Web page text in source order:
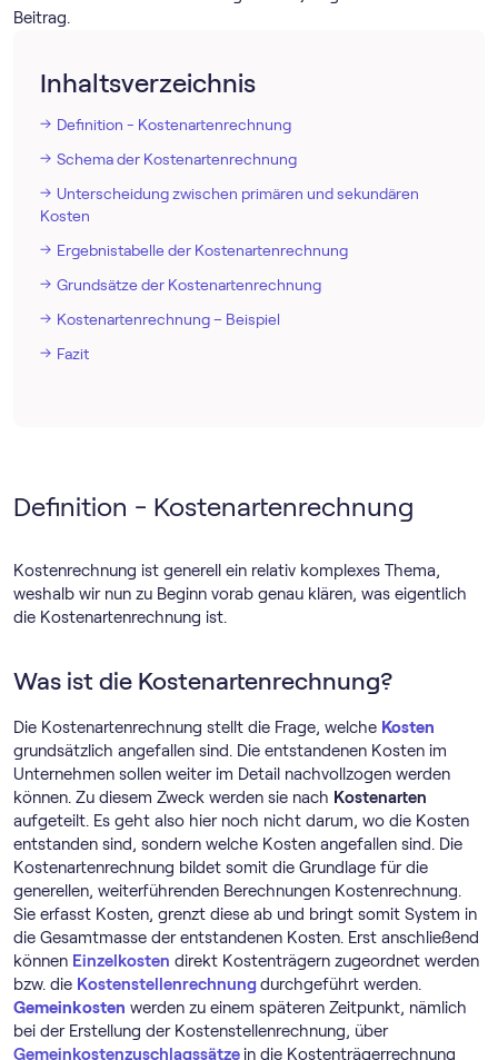
Beitrag.
Inhaltsverzeichnis
Definition - Kostenartenrechnung
Schema der Kostenartenrechnung
Unterscheidung zwischen primären und sekundären
Kosten
Ergebnistabelle der Kostenartenrechnung
Grundsätze der Kostenartenrechnung
Kostenartenrechnung – Beispiel
Fazit
Definition - Kostenartenrechnung
Kostenrechnung ist generell ein relativ komplexes Thema,
weshalb wir nun zu Beginn vorab genau klären, was eigentlich
die Kostenartenrechnung ist.
Was ist die Kostenartenrechnung?
Die Kostenartenrechnung stellt die Frage, welche Kosten
grundsätzlich angefallen sind. Die entstandenen Kosten im
Unternehmen sollen weiter im Detail nachvollzogen werden
können. Zu diesem Zweck werden sie nach Kostenarten
aufgeteilt. Es geht also hier noch nicht darum, wo die Kosten
entstanden sind, sondern welche Kosten angefallen sind. Die
Kostenartenrechnung bildet somit die Grundlage für die
generellen, weiterführenden Berechnungen Kostenrechnung.
Sie erfasst Kosten, grenzt diese ab und bringt somit System in
die Gesamtmasse der entstandenen Kosten. Erst anschließend
können Einzelkosten direkt Kostenträgern zugeordnet werden
bzw. die Kostenstellenrechnungdurchgeführt werden.
Gemeinkosten werden zu einem späteren Zeitpunkt, nämlich
bei der Erstellung der Kostenstellenrechnung, über
Gemeinkostenzuschlagssätze in die Kostenträgerrechnung